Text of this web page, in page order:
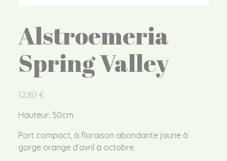
Alstroemeria
Spring Valley
12,80 €
Hauteur: 50cm
Port compact, à floraison abondante jaune à
gorge orange d’avril à octobre.